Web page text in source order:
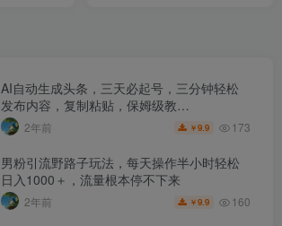
AI自动生成头条，三天必起号，三分钟轻松
发布内容，复制粘贴，保姆级教…
2年前 ￥9.9 173
男粉引流野路子玩法，每天操作半小时轻松
日入1000＋，流量根本停不下来
2年前 ￥9.9 160